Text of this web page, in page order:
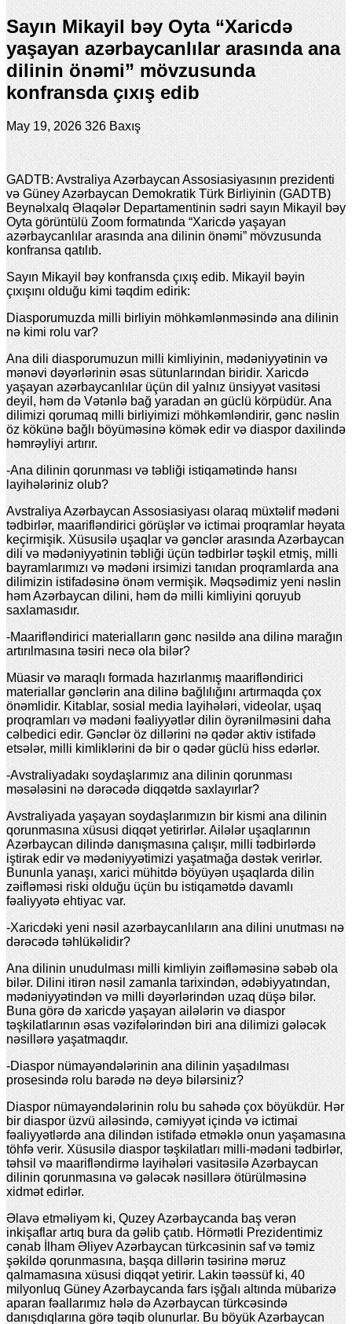
Sayın Mikayil bəy Oyta “Xaricdə
yaşayan azərbaycanlılar arasında ana
dilinin önəmi” mövzusunda
konfransda çıxış edib
May 19, 2026 326 Baxış
GADTB: Avstraliya Azərbaycan Assosiasiyasının prezidenti
və Güney Azərbaycan Demokratik Türk Birliyinin (GADTB)
Beynəlxalq Əlaqələr Departamentinin sədri sayın Mikayil bəy
Oyta görüntülü Zoom formatında “Xaricdə yaşayan
azərbaycanlılar arasında ana dilinin önəmi” mövzusunda
konfransa qatılıb.
Sayın Mikayil bəy konfransda çıxış edib. Mikayil bəyin
çıxışını olduğu kimi təqdim edirik:
Diasporumuzda milli birliyin möhkəmlənməsində ana dilinin
nə kimi rolu var?
Ana dili diasporumuzun milli kimliyinin, mədəniyyətinin və
mənəvi dəyərlərinin əsas sütunlarından biridir. Xaricdə
yaşayan azərbaycanlılar üçün dil yalnız ünsiyyət vasitəsi
deyil, həm də Vətənlə bağ yaradan ən güclü körpüdür. Ana
dilimizi qorumaq milli birliyimizi möhkəmləndirir, gənc nəslin
öz kökünə bağlı böyüməsinə kömək edir və diaspor daxilində
həmrəyliyi artırır.
-Ana dilinin qorunması və təbliği istiqamətində hansı
layihələriniz olub?
Avstraliya Azərbaycan Assosiasiyası olaraq müxtəlif mədəni
tədbirlər, maarifləndirici görüşlər və ictimai proqramlar həyata
keçirmişik. Xüsusilə uşaqlar və gənclər arasında Azərbaycan
dili və mədəniyyətinin təbliği üçün tədbirlər təşkil etmiş, milli
bayramlarımızı və mədəni irsimizi tanıdan proqramlarda ana
dilimizin istifadəsinə önəm vermişik. Məqsədimiz yeni nəslin
həm Azərbaycan dilini, həm də milli kimliyini qoruyub
saxlamasıdır.
-Maarifləndirici materialların gənc nəsildə ana dilinə marağın
artırılmasına təsiri necə ola bilər?
Müasir və maraqlı formada hazırlanmış maarifləndirici
materiallar gənclərin ana dilinə bağlılığını artırmaqda çox
önəmlidir. Kitablar, sosial media layihələri, videolar, uşaq
proqramları və mədəni fəaliyyətlər dilin öyrənilməsini daha
cəlbedici edir. Gənclər öz dillərini nə qədər aktiv istifadə
etsələr, milli kimliklərini də bir o qədər güclü hiss edərlər.
-Avstraliyadakı soydaşlarımız ana dilinin qorunması
məsələsini nə dərəcədə diqqətdə saxlayırlar?
Avstraliyada yaşayan soydaşlarımızın bir kismi ana dilinin
qorunmasına xüsusi diqqət yetirirlər. Ailələr uşaqlarının
Azərbaycan dilində danışmasına çalışır, milli tədbirlərdə
iştirak edir və mədəniyyətimizi yaşatmağa dəstək verirlər.
Bununla yanaşı, xarici mühitdə böyüyən uşaqlarda dilin
zəifləməsi riski olduğu üçün bu istiqamətdə davamlı
fəaliyyətə ehtiyac var.
-Xaricdəki yeni nəsil azərbaycanlıların ana dilini unutması nə
dərəcədə təhlükəlidir?
Ana dilinin unudulması milli kimliyin zəifləməsinə səbəb ola
bilər. Dilini itirən nəsil zamanla tarixindən, ədəbiyyatından,
mədəniyyətindən və milli dəyərlərindən uzaq düşə bilər.
Buna görə də xaricdə yaşayan ailələrin və diaspor
təşkilatlarının əsas vəzifələrindən biri ana dilimizi gələcək
nəsillərə yaşatmaqdır.
-Diaspor nümayəndələrinin ana dilinin yaşadılması
prosesində rolu barədə nə deyə bilərsiniz?
Diaspor nümayəndələrinin rolu bu sahədə çox böyükdür. Hər
bir diaspor üzvü ailəsində, cəmiyyət içində və ictimai
fəaliyyətlərdə ana dilindən istifadə etməklə onun yaşamasına
töhfə verir. Xüsusilə diaspor təşkilatları milli-mədəni tədbirlər,
təhsil və maarifləndirmə layihələri vasitəsilə Azərbaycan
dilinin qorunmasına və gələcək nəsillərə ötürülməsinə
xidmət edirlər.
Əlavə etməliyəm ki, Quzey Azərbaycanda baş verən
inkişaflar artıq bura da gəlib çatıb. Hörmətli Prezidentimiz
cənab İlham Əliyev Azərbaycan türkcəsinin saf və təmiz
şəkildə qorunmasına, başqa dillərin təsirinə məruz
qalmamasına xüsusi diqqət yetirir. Lakin təəssüf ki, 40
milyonluq Güney Azərbaycanda fars işğalı altında mübarizə
aparan fəallarımız hələ də Azərbaycan türkcəsində
danışdıqlarına görə təqib olunurlar. Bu böyük Azərbaycan